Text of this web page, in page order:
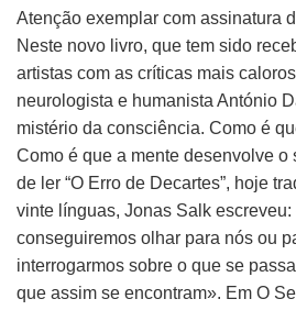
Atenção exemplar com assinatura
Neste novo livro, que tem sido
artistas com as críticas mais
neurologista e humanista António
mistério da consciência. Como é
Como é que a mente desenvolve o
de ler “O Erro de Decartes”, hoje
vinte línguas, Jonas Salk
conseguiremos olhar para nós ou
interrogarmos sobre o que se
que assim se encontram». Em O